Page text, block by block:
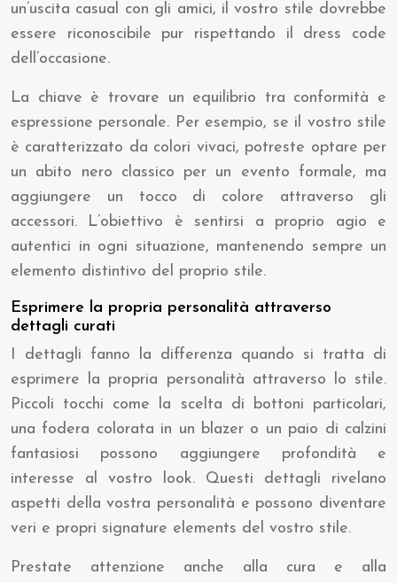
un’uscita casual con gli amici, il vostro stile dovrebbe
essere riconoscibile pur rispettando il dress code
dell’occasione.
La chiave è trovare un equilibrio tra conformità e
espressione personale. Per esempio, se il vostro stile
è caratterizzato da colori vivaci, potreste optare per
un abito nero classico per un evento formale, ma
aggiungere un tocco di colore attraverso gli
accessori. L’obiettivo è sentirsi a proprio agio e
autentici in ogni situazione, mantenendo sempre un
elemento distintivo del proprio stile.
Esprimere la propria personalità attraverso
dettagli curati
I dettagli fanno la differenza quando si tratta di
esprimere la propria personalità attraverso lo stile.
Piccoli tocchi come la scelta di bottoni particolari,
una fodera colorata in un blazer o un paio di calzini
fantasiosi possono aggiungere profondità e
interesse al vostro look. Questi dettagli rivelano
aspetti della vostra personalità e possono diventare
veri e propri signature elements del vostro stile.
Prestate attenzione anche alla cura e alla